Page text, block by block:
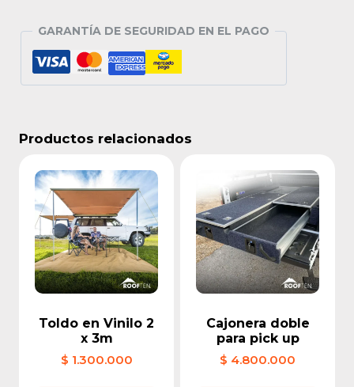
GARANTÍA DE SEGURIDAD EN EL PAGO
Productos relacionados
Toldo en Vinilo 2
x 3m
$ 1.300.000
Cajonera doble
para pick up
$ 4.800.000